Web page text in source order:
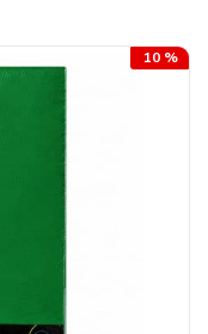
10 %